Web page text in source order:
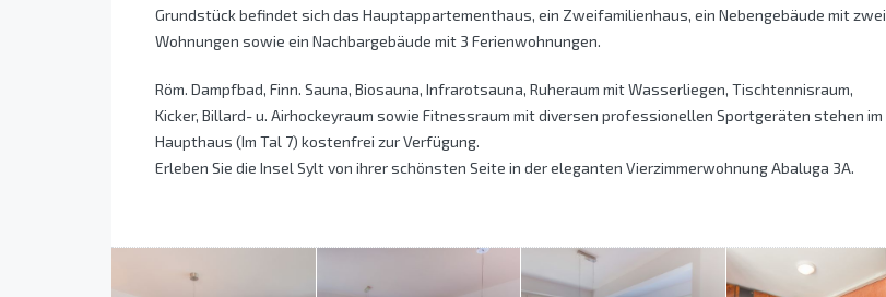
Grundstück befindet sich das Hauptappartementhaus, ein Zweifamilienhaus, ein Nebengebäude mit zwei
Wohnungen sowie ein Nachbargebäude mit 3 Ferienwohnungen.
Röm. Dampfbad, Finn. Sauna, Biosauna, Infrarotsauna, Ruheraum mit Wasserliegen, Tischtennisraum,
Kicker, Billard- u. Airhockeyraum sowie Fitnessraum mit diversen professionellen Sportgeräten stehen im
Haupthaus (Im Tal 7) kostenfrei zur Verfügung.
Erleben Sie die Insel Sylt von ihrer schönsten Seite in der eleganten Vierzimmerwohnung Abaluga 3A.